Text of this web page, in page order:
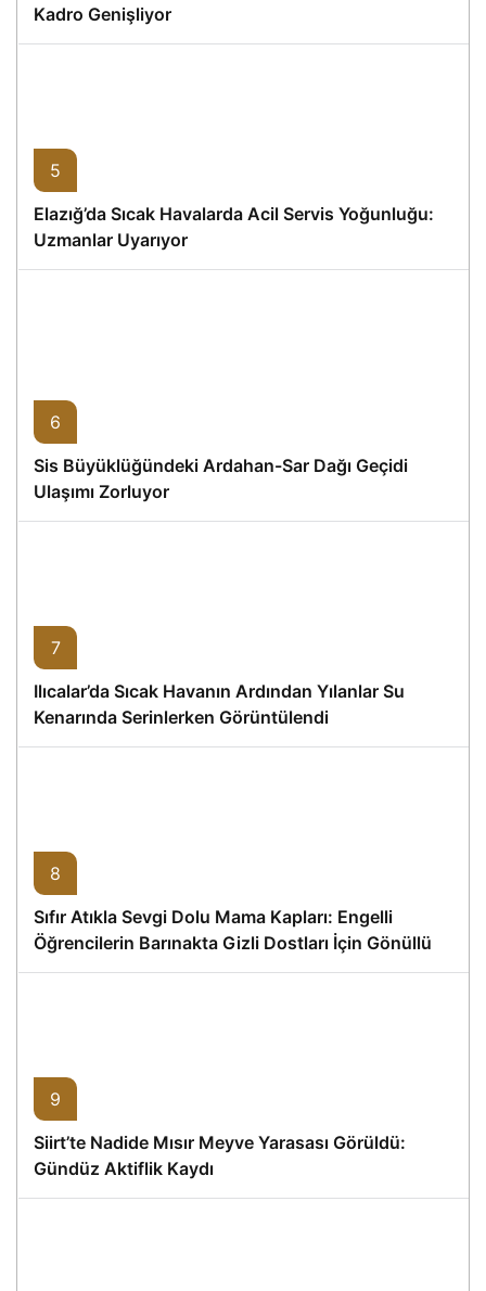
Kadro Genişliyor
5
Elazığ’da Sıcak Havalarda Acil Servis Yoğunluğu:
Uzmanlar Uyarıyor
6
Sis Büyüklüğündeki Ardahan-Sar Dağı Geçidi
Ulaşımı Zorluyor
7
Ilıcalar’da Sıcak Havanın Ardından Yılanlar Su
Kenarında Serinlerken Görüntülendi
8
Sıfır Atıkla Sevgi Dolu Mama Kapları: Engelli
Öğrencilerin Barınakta Gizli Dostları İçin Gönüllü
Proje
9
Siirt’te Nadide Mısır Meyve Yarasası Görüldü:
Gündüz Aktiflik Kaydı